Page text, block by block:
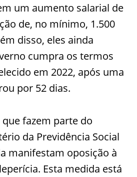
um aumento salarial de
de, no mínimo, 1.500
disso, eles ainda
cumpra os termos
em 2022, após uma
por 52 dias.
fazem parte do
da Previdência Social
manifestam oposição à
Esta medida está